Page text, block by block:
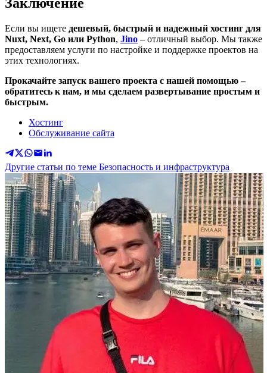
Если вы ищете дешевый, быстрый и надежный хостинг для
Nuxt, Next, Go или Python, Jino – отличный выбор. Мы также
предоставляем услуги по настройке и поддержке проектов на
этих технологиях.
Прокачайте запуск вашего проекта с нашей помощью –
обратитесь к нам, и мы сделаем развертывание простым и
быстрым.
Хостинг
Обслуживание сайта
Другие статьи по теме Безопасность и инфраструктура